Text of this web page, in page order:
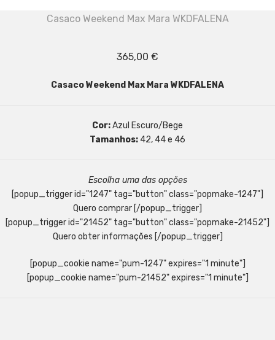
Casaco Weekend Max Mara WKDFALENA
365,00 €
Casaco Weekend Max Mara WKDFALENA
Cor:Azul Escuro/Bege
Tamanhos: 42, 44 e 46
Escolha uma das opções
[popup_trigger id="1247" tag="button" class="popmake-1247"]
Quero comprar [/popup_trigger]
[popup_trigger id="21452" tag="button" class="popmake-21452"]
Quero obter informações [/popup_trigger]
[popup_cookie name="pum-1247" expires="1 minute"]
[popup_cookie name="pum-21452" expires="1 minute"]